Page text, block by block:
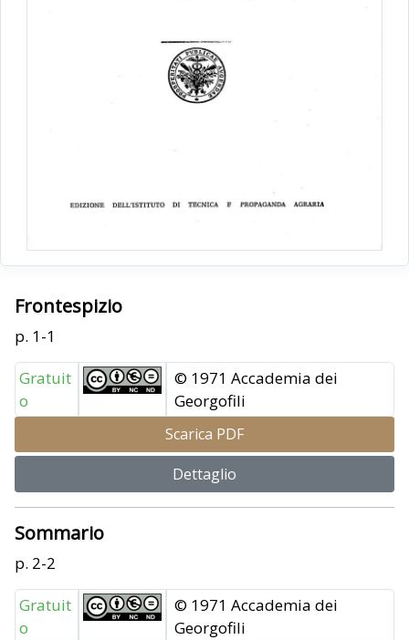
Frontespizio
p. 1-1
Gratuit
o
© 1971 Accademia dei
Georgofili
Scarica PDF
Dettaglio
Sommario
p. 2-2
Gratuit
o
© 1971 Accademia dei
Georgofili